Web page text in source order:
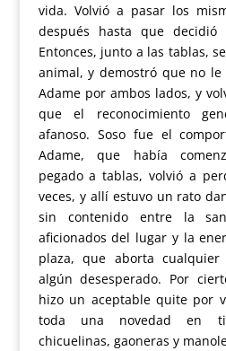
vida. Volvió a pasar los
después hasta que decidió
Entonces, junto a las tablas,
animal, y demostró que no le
Adame por ambos lados, y
que el reconocimiento
afanoso. Soso fue el
Adame, que había
pegado a tablas, volvió a
veces, y allí estuvo un rato
sin contenido entre la
aficionados del lugar y la
plaza, que aborta
algún desesperado. Por
hizo un aceptable quite por
toda una novedad en
chicuelinas, gaoneras y